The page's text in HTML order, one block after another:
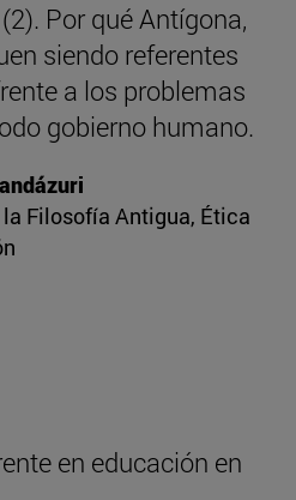
Por qué Antígona,
siendo referentes
a los problemas
gobierno humano.
Filosofía Antigua, Ética
en educación en